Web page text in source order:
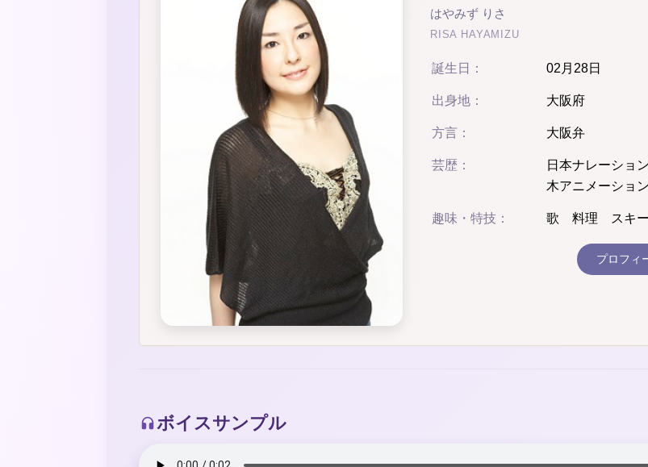
はやみず りさ
RISA HAYAMIZU
誕生日： 02月28日
出身地： 大阪府
方言： 大阪弁
芸歴：
日本ナレーショ
木アニメーショ
趣味・特技： 歌 料理 スキ
プロフィ
ボイスサンプル